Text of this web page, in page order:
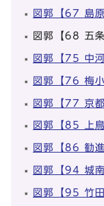
図郭【67 島原
図郭【68 五条
図郭【75 中河
図郭【76 梅小
図郭【77 京都
図郭【85 上鳥
図郭【86 勧進
図郭【94 城南
図郭【95 竹田